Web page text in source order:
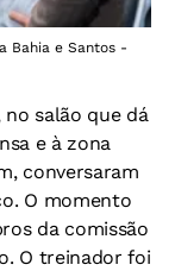
Bahia e Santos -
no salão que dá
e à zona
conversaram
O momento
da comissão
O treinador foi